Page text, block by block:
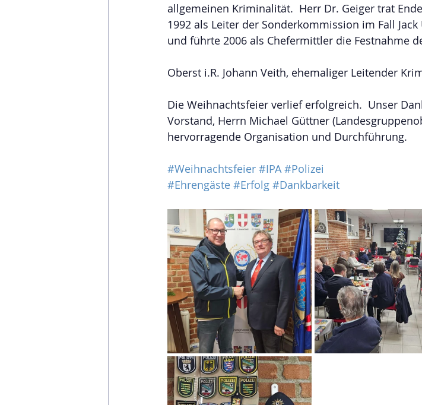
allgemeinen Kriminalität.  Herr Dr. Geiger trat
1992 als Leiter der Sonderkommission im Fall
und führte 2006 als Chefermittler die Festnahme
Oberst i.R. Johann Veith, ehemaliger Leitender
Die Weihnachtsfeier verlief erfolgreich.  Unser
Vorstand, Herrn Michael Güttner
hervorragende Organisation und Durchführung.
#Weihnachtsfeier #IPA #Polizei
#Ehrengäste #Erfolg #Dankbarkeit